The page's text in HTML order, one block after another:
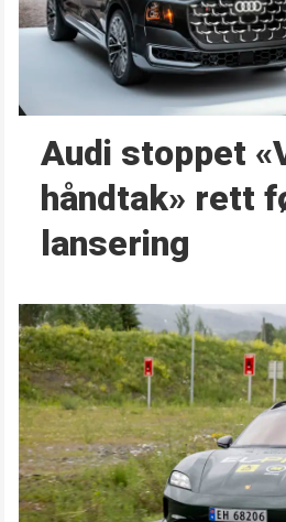
Audi stoppet
håndtak» rett
lansering